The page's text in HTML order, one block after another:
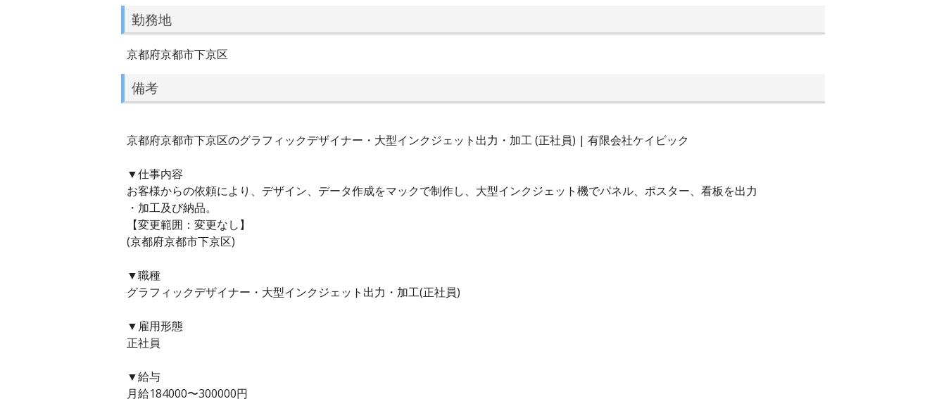
勤務地
京都府京都市下京区
備考
京都府京都市下京区のグラフィックデザイナー・大型インクジェット出力・加工 (正社員) | 有限会社ケイビック
▼仕事内容
お客様からの依頼により、デザイン、データ作成をマックで制作し、大型インクジェット機でパネル、ポスター、看板を出力
・加工及び納品。
【変更範囲：変更なし】
(京都府京都市下京区)
▼職種
グラフィックデザイナー・大型インクジェット出力・加工(正社員)
▼雇用形態
正社員
▼給与
月給184000〜300000円